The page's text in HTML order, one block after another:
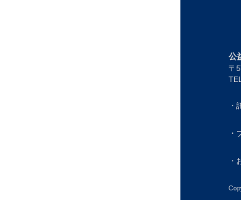
公
〒
・
・
・